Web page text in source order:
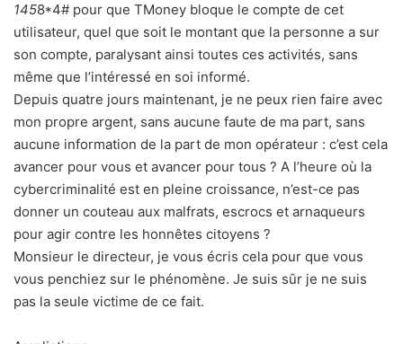
1458*4# pour que TMoney bloque le compte de cet
utilisateur, quel que soit le montant que la personne a sur
son compte, paralysant ainsi toutes ces activités, sans
même que l’intéressé en soi informé.
Depuis quatre jours maintenant, je ne peux rien faire avec
mon propre argent, sans aucune faute de ma part, sans
aucune information de la part de mon opérateur : c’est cela
avancer pour vous et avancer pour tous ? A l’heure où la
cybercriminalité est en pleine croissance, n’est-ce pas
donner un couteau aux malfrats, escrocs et arnaqueurs
pour agir contre les honnêtes citoyens ?
Monsieur le directeur, je vous écris cela pour que vous
vous penchiez sur le phénomène. Je suis sûr je ne suis
pas la seule victime de ce fait.